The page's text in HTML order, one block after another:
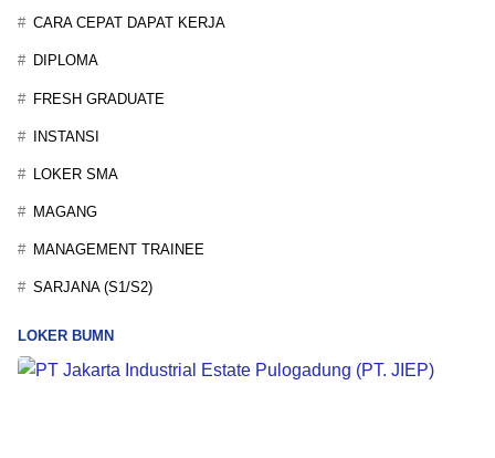
CARA CEPAT DAPAT KERJA
DIPLOMA
FRESH GRADUATE
INSTANSI
LOKER SMA
MAGANG
MANAGEMENT TRAINEE
SARJANA (S1/S2)
LOKER BUMN